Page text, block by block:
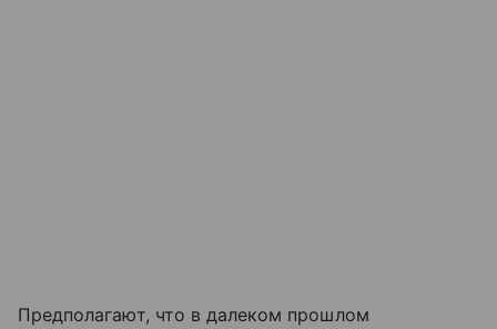
Предполагают, что в далеком прошлом